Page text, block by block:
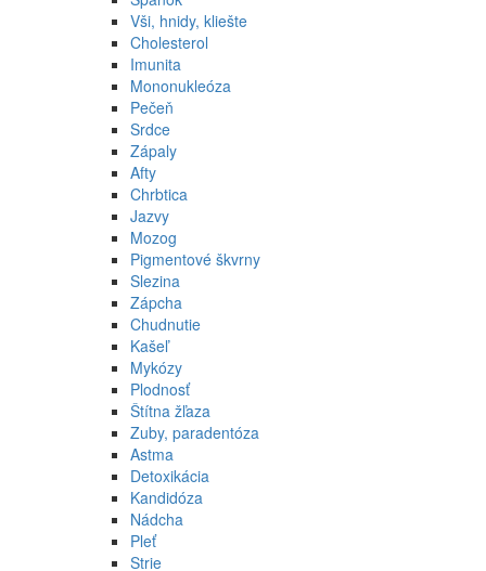
Vši, hnidy, kliešte
Cholesterol
Imunita
Mononukleóza
Pečeň
Srdce
Zápaly
Afty
Chrbtica
Jazvy
Mozog
Pigmentové škvrny
Slezina
Zápcha
Chudnutie
Kašeľ
Mykózy
Plodnosť
Štítna žľaza
Zuby, paradentóza
Astma
Detoxikácia
Kandidóza
Nádcha
Pleť
Strie